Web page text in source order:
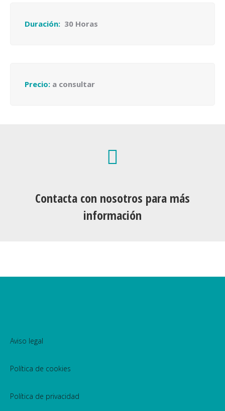
Duración: 30 Horas
Precio: a consultar
Contacta con nosotros para más
información
Aviso legal
Política de cookies
Política de privacidad